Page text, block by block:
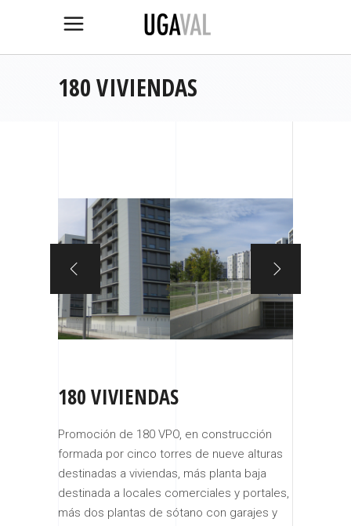
180 VIVIENDAS
180 VIVIENDAS
Promoción de 180 VPO, en construcción
formada por cinco torres de nueve alturas
destinadas a viviendas, más planta baja
destinada a locales comerciales y portales,
más dos plantas de sótano con garajes y